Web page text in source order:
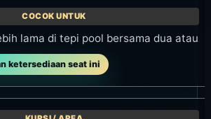
lama di tepi pool bersama dua atau
ketersediaan seat ini